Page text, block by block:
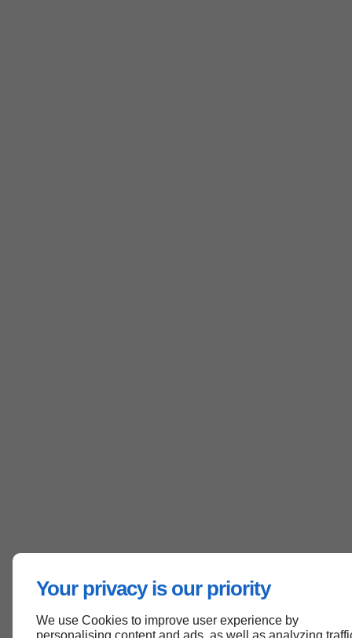
Your privacy is our priority
We use Cookies to improve user experience by
personalising content and ads, as well as analyzing